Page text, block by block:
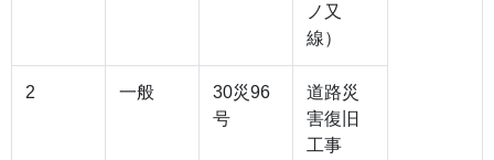
ノ又
線）
2 一般
30災96
号
道路災
害復旧
工事